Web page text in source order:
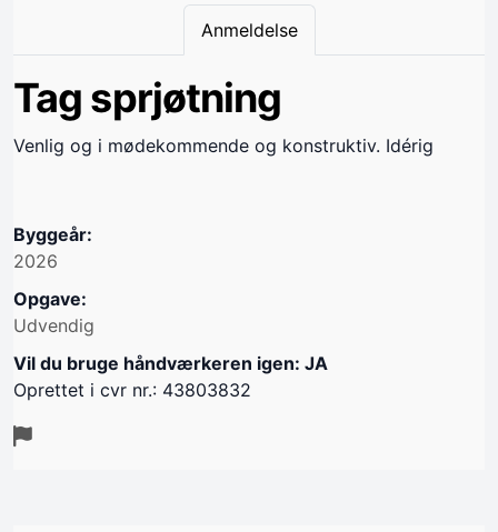
Anmeldelse
Tag sprjøtning
Venlig og i mødekommende og konstruktiv. Idérig
Byggeår:
2026
Opgave:
Udvendig
Vil du bruge håndværkeren igen: JA
Oprettet i cvr nr.: 43803832